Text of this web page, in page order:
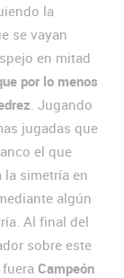
la
se vayan
en mitad
por lo menos
. Jugando
jugadas que
el que
simetría en
algún
Al final del
sobre este
Campeón